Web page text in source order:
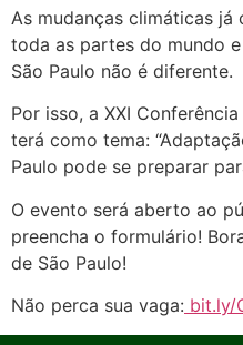
As mudanças climáticas já
toda as partes do mundo
São Paulo não é diferente.
Por isso, a XXI
terá como tema:
Paulo pode se preparar
O evento será aberto ao
preencha o formulário!
de São Paulo!
Não perca sua vaga: bit.ly/